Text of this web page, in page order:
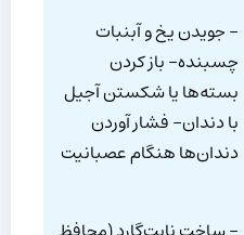
– جویدن یخ و آبنبات
چسبنده- باز کردن
بسته‌ها یا شکستن آجیل
با دندان- فشار آوردن
دندان‌ها هنگام عصبانیت